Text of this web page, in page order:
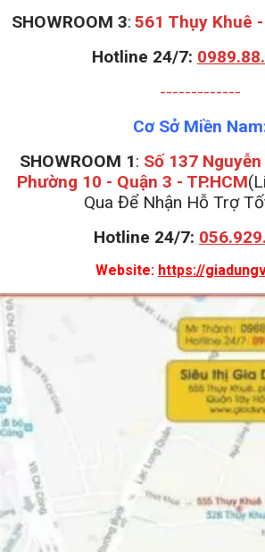
SHOWROOM 3: 561 Thụy Khuê
Hotline 24/7:
-------------
Cơ Sở Miền
SHOWROOM 1: Số 137
Phường 10 - Quận 3 - TP.HCM
Qua Để Nhận Hỗ Trợ
Hotline 24/7:
Website: https://